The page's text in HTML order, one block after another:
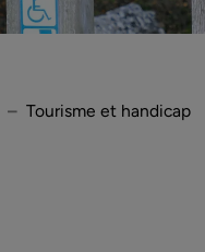
Tourisme et handicap